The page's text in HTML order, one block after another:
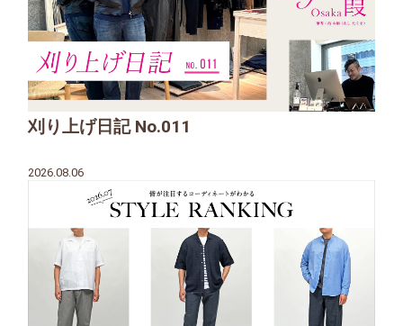
刈り上げ日記 No.011
2026.08.06